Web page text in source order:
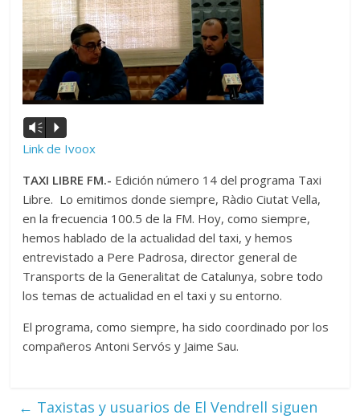
Reproductor
d'àudio
Vm P
Link de Ivoox
TAXI LIBRE FM.- Edición número 14 del programa Taxi
Libre. Lo emitimos donde siempre, Ràdio Ciutat Vella,
en la frecuencia 100.5 de la FM. Hoy, como siempre,
hemos hablado de la actualidad del taxi, y hemos
entrevistado a Pere Padrosa, director general de
Transports de la Generalitat de Catalunya, sobre todo
los temas de actualidad en el taxi y su entorno.
El programa, como siempre, ha sido coordinado por los
compañeros Antoni Servós y Jaime Sau.
← Taxistas y usuarios de El Vendrell siguen